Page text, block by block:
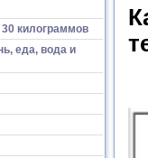
30 килограммов
еда, вода и